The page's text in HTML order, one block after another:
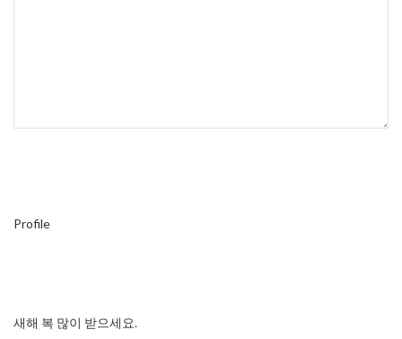
Profile
새해 복 많이 받으세요.